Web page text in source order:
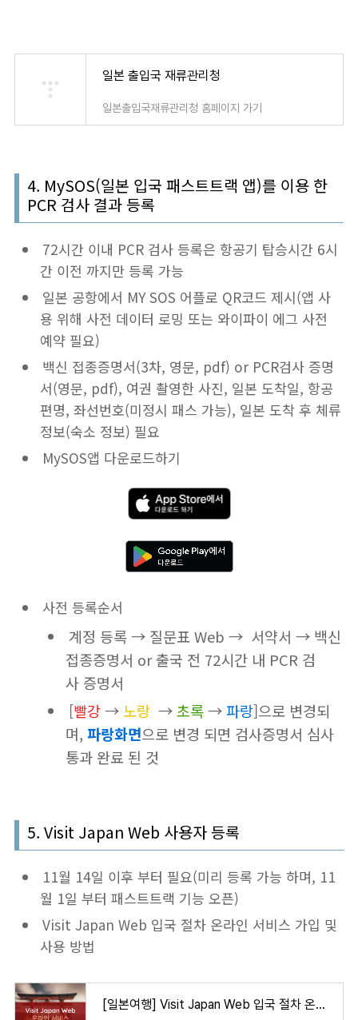
일본 출입국 재류관리청
일본출입국재류관리청 홈페이지 가기
4. MySOS(일본 입국 패스트트랙 앱)를 이용 한
PCR 검사 결과 등록
72시간 이내 PCR 검사 등록은 항공기 탑승시간 6시
간 이전 까지만 등록 가능
일본 공항에서 MY SOS 어플로 QR코드 제시(앱 사
용 위해 사전 데이터 로밍 또는 와이파이 에그 사전
예약 필요)
백신 접종증명서(3차, 영문, pdf) or PCR검사 증명
서(영문, pdf), 여권 촬영한 사진, 일본 도착일, 항공
편명, 좌선번호(미정시 패스 가능), 일본 도착 후 체류
정보(숙소 정보) 필요
MySOS앱 다운로드하기
사전 등록순서
계정 등록 → 질문표 Web → 서약서 → 백신
접종증명서 or 출국 전 72시간 내 PCR 검
사 증명서
[빨강→ 노랑 →초록→파랑]으로 변경되
며, 파랑화면으로 변경 되면 검사증명서 심사
통과 완료 된 것
5. Visit Japan Web 사용자 등록
11월 14일 이후 부터 필요(미리 등록 가능 하며, 11
월 1일 부터 패스트트랙 기능 오픈)
Visit Japan Web 입국 절차 온라인 서비스 가입 및
사용 방법
[일본여행] Visit Japan Web 입국 절차 온라인서비스 등록 및 사용 방법